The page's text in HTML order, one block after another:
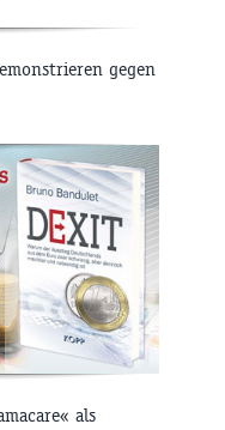
gegen
als